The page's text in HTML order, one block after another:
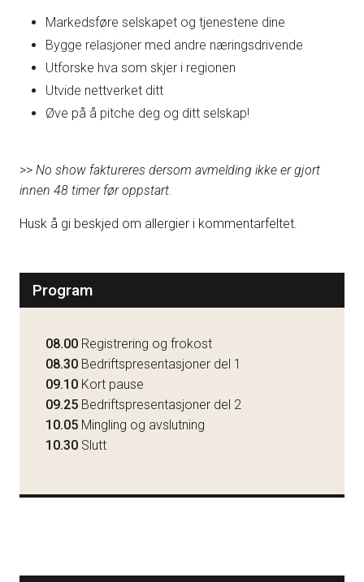
Markedsføre selskapet og tjenestene dine
Bygge relasjoner med andre næringsdrivende
Utforske hva som skjer i regionen
Utvide nettverket ditt
Øve på å pitche deg og ditt selskap!
>> No show faktureres dersom avmelding ikke er gjort
innen 48 timer før oppstart.
Husk å gi beskjed om allergier i kommentarfeltet.
Program
08.00 Registrering og frokost
08.30 Bedriftspresentasjoner del 1
09.10 Kort pause
09.25 Bedriftspresentasjoner del 2
10.05 Mingling og avslutning
10.30 Slutt